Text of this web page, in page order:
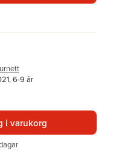
6-9 år
i varukorg